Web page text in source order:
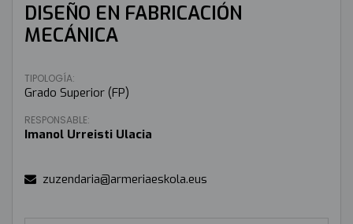
DISEÑO EN FABRICACIÓN
MECÁNICA
TIPOLOGÍA:
Grado Superior (FP)
RESPONSABLE:
Imanol Urreisti Ulacia
zuzendaria@armeriaeskola.eus